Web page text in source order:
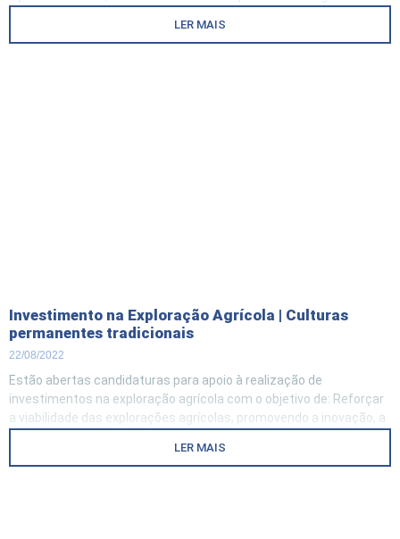
tecnologias e processos associados à Indústria 4.0 que
LER MAIS
Investimento na Exploração Agrícola | Culturas
permanentes tradicionais
22/08/2022
Estão abertas candidaturas para apoio à realização de
investimentos na exploração agrícola com o objetivo de: Reforçar
a viabilidade das explorações agrícolas, promovendo a inovação, a
das empresas; Preservar e melhorar o ambiente, assegurando a
LER MAIS